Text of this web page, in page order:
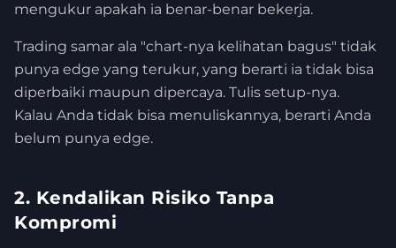
mengukur apakah ia benar-benar bekerja.
Trading samar ala "chart-nya kelihatan bagus" tidak
punya edge yang terukur, yang berarti ia tidak bisa
diperbaiki maupun dipercaya. Tulis setup-nya.
Kalau Anda tidak bisa menuliskannya, berarti Anda
belum punya edge.
2. Kendalikan Risiko Tanpa
Kompromi